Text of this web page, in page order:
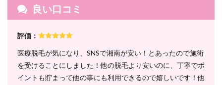
脱毛
は5
ース
の1
回あ
たり
が破
格で
良い口コミ
評価：
医療脱毛が気になり、SNSで湘南が安い！とあったので施術
を受けることにしました！他の脱毛より安いのに、丁寧でポ
イントも貯まって他の事にも利用できるので嬉しいです！他